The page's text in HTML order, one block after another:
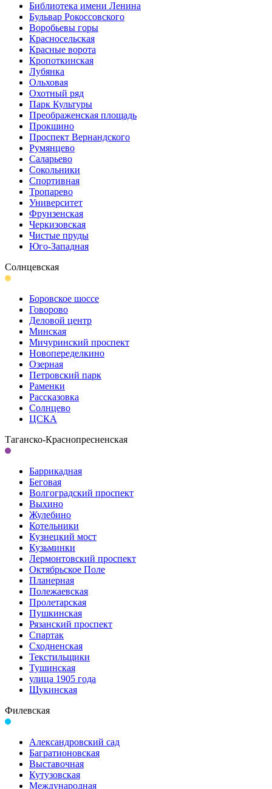
Библиотека имени Ленина
Бульвар Рокоссовского
Воробьевы горы
Красно­сельская
Красные ворота
Кропоткинс­кая
Лубянка
Ольховая
Охотный ряд
Парк Культуры
Преобра­женская площадь
Прокшино
Проспект Вернандского
Румянцево
Саларьево
Сокольники
Спортивная
Тропарево
Университет
Фрунзенская
Черкизовская
Чистые пруды
Юго-Западная
Солнцевская
Боровское шоссе
Говорово
Деловой центр
Минская
Мичуринский проспект
Новопеределкино
Озерная
Петровский парк
Раменки
Рассказовка
Солнцево
ЦСКА
Таганско-Краснопресненская
Баррикадная
Беговая
Волгоградский проспект
Выхино
Жулебино
Котельники
Кузнецкий мост
Кузьминки
Лермонтовский проспект
Октябрьское Поле
Планерная
Полежаевская
Пролетарская
Пушкинская
Рязанский проспект
Спартак
Сходненская
Текстильщики
Тушинская
улица 1905 года
Щукинская
Филевская
Александровский сад
Багратионовская
Выставочная
Кутузовская
Международная